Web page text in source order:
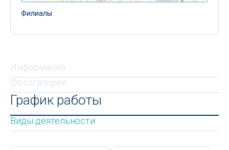
Филиалы
Информация
Фотогалерея
График работы
Виды деятельности